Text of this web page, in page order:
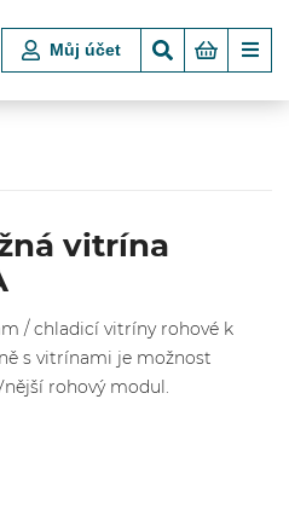
Můj účet
vitrína
/ chladicí vitríny rohové k
s vitrínami je možnost
rohový modul.